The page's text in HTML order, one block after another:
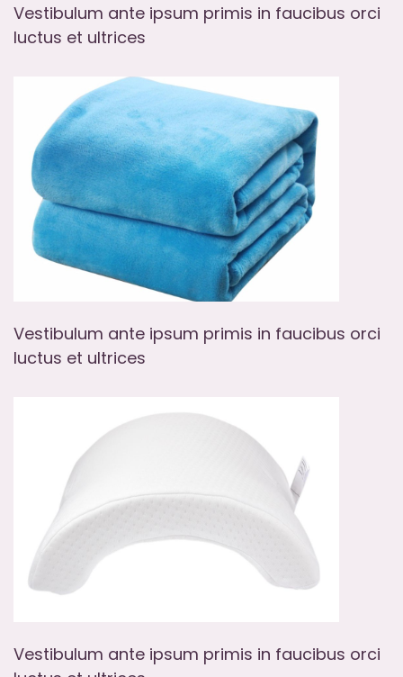
Vestibulum ante ipsum primis in faucibus orci
luctus et ultrices
Vestibulum ante ipsum primis in faucibus orci
luctus et ultrices
Vestibulum ante ipsum primis in faucibus orci